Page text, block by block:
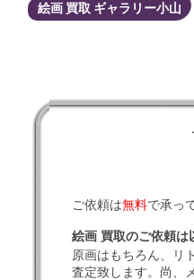
絵画 買取 ギャラリー小山
ご依頼は無料で承っ
絵画 買取のご依頼は
原画はもちろん、リ
査定致します。尚、